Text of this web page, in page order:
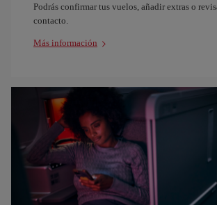
Podrás confirmar tus vuelos, añadir extras o
contacto.
Más información